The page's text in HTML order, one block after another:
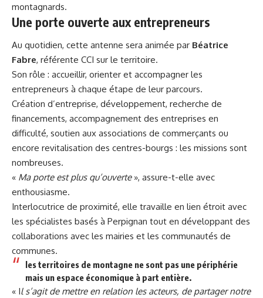
montagnards.
Une porte ouverte aux entrepreneurs
Au quotidien, cette antenne sera animée par Béatrice
Fabre, référente CCI sur le territoire.
Son rôle : accueillir, orienter et accompagner les
entrepreneurs à chaque étape de leur parcours.
Création d’entreprise, développement, recherche de
financements, accompagnement des entreprises en
difficulté, soutien aux associations de commerçants ou
encore revitalisation des centres-bourgs : les missions sont
nombreuses.
« Ma porte est plus qu’ouverte», assure-t-elle avec
enthousiasme.
Interlocutrice de proximité, elle travaille en lien étroit avec
les spécialistes basés à Perpignan tout en développant des
collaborations avec les mairies et les communautés de
communes.
les territoires de montagne ne sont pas une périphérie
mais un espace économique à part entière.
« Il s’agit de mettre en relation les acteurs, de partager notre